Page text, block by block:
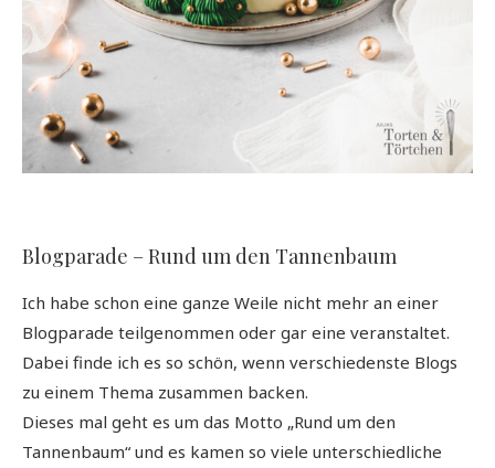
Blogparade – Rund um den Tannenbaum
Ich habe schon eine ganze Weile nicht mehr an einer
Blogparade teilgenommen oder gar eine veranstaltet.
Dabei finde ich es so schön, wenn verschiedenste Blogs
zu einem Thema zusammen backen.
Dieses mal geht es um das Motto „Rund um den
Tannenbaum“ und es kamen so viele unterschiedliche